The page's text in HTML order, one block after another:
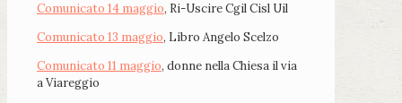
Comunicato 14 maggio, Ri-Uscire Cgil Cisl Uil
Comunicato 13 maggio, Libro Angelo Scelzo
Comunicato 11 maggio, donne nella Chiesa il via
a Viareggio